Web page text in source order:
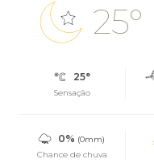
25°
25°
Sensação
0% (0mm)
Chance de chuva